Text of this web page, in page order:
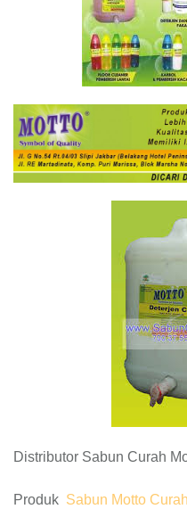
Distributor Sabun Curah
Produk Sabun Motto Curah